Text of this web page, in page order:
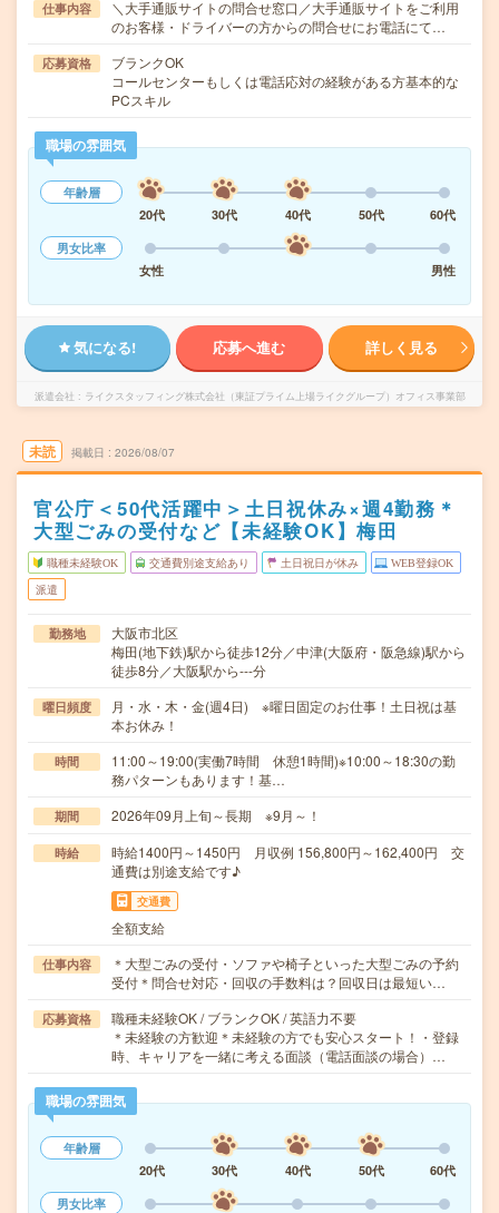
仕事内容
＼大手通販サイトの問合せ窓口／大手通販サイトをご利用
のお客様・ドライバーの方からの問合せにお電話にて…
応募資格
ブランクOK
コールセンターもしくは電話応対の経験がある方基本的な
PCスキル
職場の雰囲気
年齢層
20代
30代 40代 50代
60代
男女比率
女性
男性
気になる! 応募へ進む 詳しく見る
派遣会社 ライクスタッフィング株式会社（東証プライム上場ライクグループ）オフィス事業部
未読 掲載日 2026/08/07
官公庁＜50代活躍中＞土日祝休み×週4勤務＊
大型ごみの受付など【未経験OK】梅田
職種未経験OK 交通費別途支給あり 土日祝日が休み WEB登録OK
派遣
勤務地
大阪市北区
梅田(地下鉄)駅から徒歩12分／中津(大阪府・阪急線)駅から
徒歩8分／大阪駅から---分
曜日頻度
月・水・木・金(週4日) ※曜日固定のお仕事！土日祝は基
本お休み！
時間
11:00～19:00(実働7時間 休憩1時間)※10:00～18:30の勤
務パターンもあります！基…
期間 2026年09月上旬～長期 ※9月～！
時給
時給1400円～1450円 月収例 156,800円～162,400円 交
通費は別途支給です♪
交通費
全額支給
仕事内容
＊大型ごみの受付・ソファや椅子といった大型ごみの予約
受付＊問合せ対応・回収の手数料は？回収日は最短い…
応募資格
職種未経験OK / ブランクOK / 英語力不要
＊未経験の方歓迎＊未経験の方でも安心スタート！・登録
時、キャリアを一緒に考える面談（電話面談の場合）…
職場の雰囲気
年齢層
20代
30代 40代 50代
60代
男女比率